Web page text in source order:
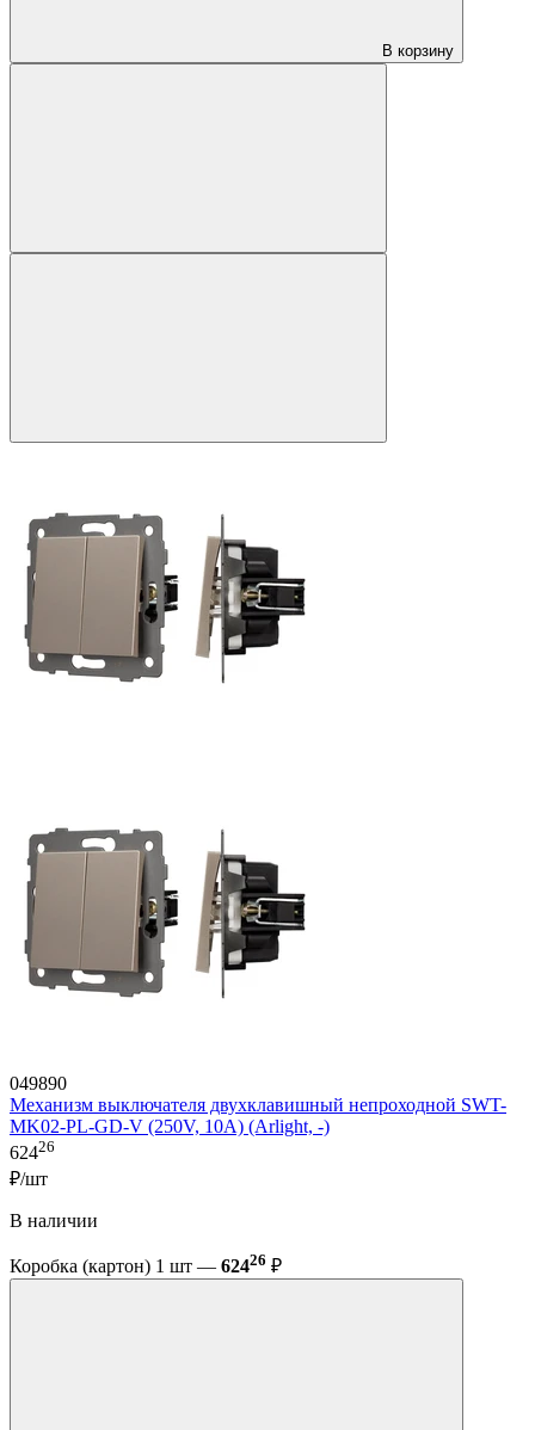
В корзину
049890
Механизм выключателя двухклавишный непроходной SWT-
MK02-PL-GD-V (250V, 10A) (Arlight, -)
62426
₽/шт
В наличии
Коробка (картон) 1 шт — 62426 ₽